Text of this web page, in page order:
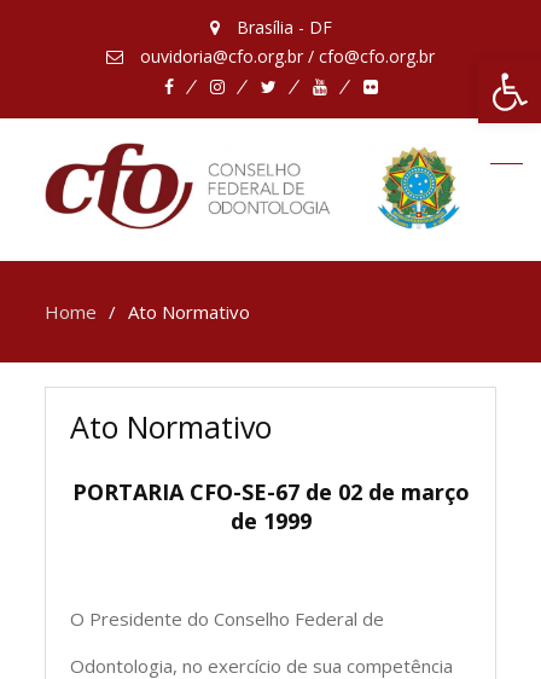
Brasília - DF
ouvidoria@cfo.org.br / cfo@cfo.org.br
FacebookInstagramTwitterYoutubeFlickr
Home Ato Normativo
Ato Normativo
PORTARIA CFO-SE-67 de 02 de março
de 1999
O Presidente do Conselho Federal de
Odontologia, no exercício de sua competência